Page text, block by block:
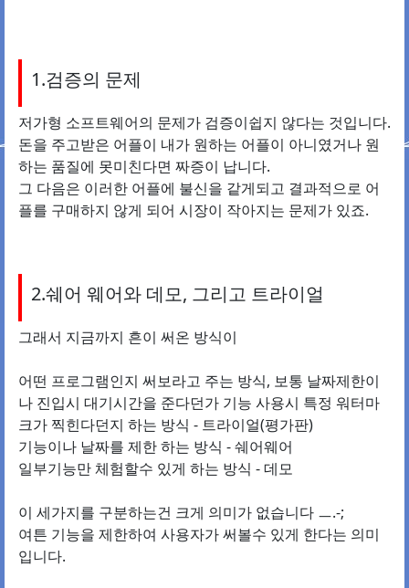
1.검증의 문제
저가형 소프트웨어의 문제가 검증이쉽지 않다는 것입니다.
돈을 주고받은 어플이 내가 원하는 어플이 아니였거나 원
하는 품질에 못미친다면 짜증이 납니다.
그 다음은 이러한 어플에 불신을 같게되고 결과적으로 어
플를 구매하지 않게 되어 시장이 작아지는 문제가 있죠.
2.쉐어 웨어와 데모, 그리고 트라이얼
그래서 지금까지 흔이 써온 방식이
어떤 프로그램인지 써보라고 주는 방식, 보통 날짜제한이
나 진입시 대기시간을 준다던가 기능 사용시 특정 워터마
크가 찍힌다던지 하는 방식 - 트라이얼(평가판)
기능이나 날짜를 제한 하는 방식 - 쉐어웨어
일부기능만 체험할수 있게 하는 방식 - 데모
이 세가지를 구분하는건 크게 의미가 없습니다 ㅡ.-;
여튼 기능을 제한하여 사용자가 써볼수 있게 한다는 의미
입니다.